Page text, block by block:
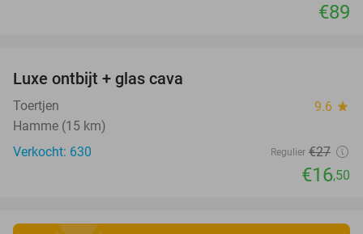
€89
Luxe ontbijt + glas cava
Toertjen 9.6 star
Hamme (15 km)
Verkocht: 630
Regulier €27
€16,50